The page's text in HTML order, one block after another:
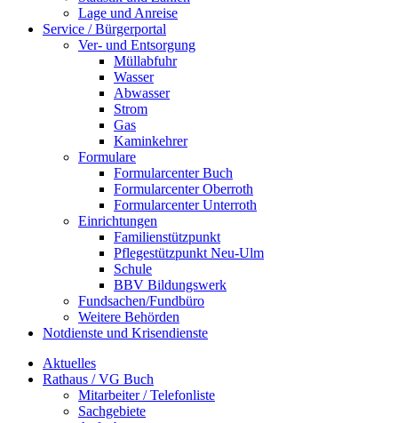
Lage und Anreise
Service / Bürgerportal
Ver- und Entsorgung
Müllabfuhr
Wasser
Abwasser
Strom
Gas
Kaminkehrer
Formulare
Formularcenter Buch
Formularcenter Oberroth
Formularcenter Unterroth
Einrichtungen
Familienstützpunkt
Pflegestützpunkt Neu-Ulm
Schule
BBV Bildungswerk
Fundsachen/Fundbüro
Weitere Behörden
Notdienste und Krisendienste
Aktuelles
Rathaus / VG Buch
Mitarbeiter / Telefonliste
Sachgebiete